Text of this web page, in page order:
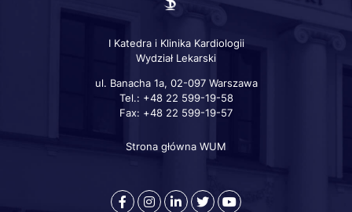
I Katedra i Klinika Kardiologii
Wydział Lekarski
ul. Banacha 1a, 02-097 Warszawa
Tel.: +48 22 599-19-58
Fax: +48 22 599-19-57
Strona główna WUM
Warszawski
MedicalWarszawski
WarszawskiWarszawski